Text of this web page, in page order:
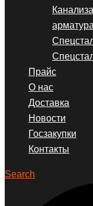
арматура
Прайс
О нас
Доставка
Новости
Госзакупки
Контакты
Search